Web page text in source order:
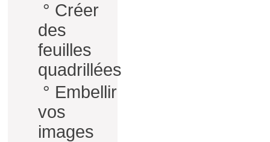
° Créer
des
feuilles
quadrillées
° Embellir
vos
images